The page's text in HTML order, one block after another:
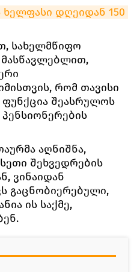
დღეიდან 150
სახელმწიფო
მასწავლებლით,
რომ თავისი
შეასრულოს
აღნიშნა,
შეხვედრების
ვინაიდან
გაცნობიერებული,
ის საქმე,